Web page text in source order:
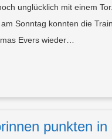
unglücklich mit einem
Sonntag konnten die
Evers wieder…
punkten in